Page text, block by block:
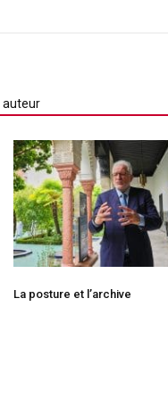
auteur
La posture et l’archive